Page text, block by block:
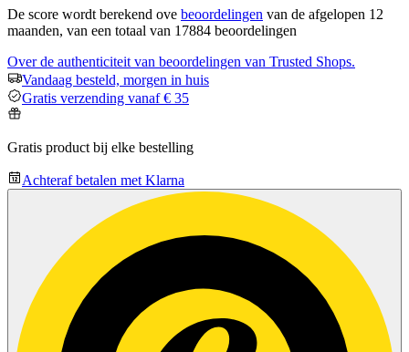
De score wordt berekend ove beoordelingen van de afgelopen 12
maanden, van een totaal van 17884 beoordelingen
Over de authenticiteit van beoordelingen van Trusted Shops.
Vandaag besteld, morgen in huis
Gratis verzending vanaf € 35
Gratis product bij elke bestelling
Achteraf betalen met Klarna